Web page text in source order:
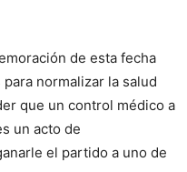
de esta fecha
normalizar la salud
que un control médico a
un acto de
el partido a uno de